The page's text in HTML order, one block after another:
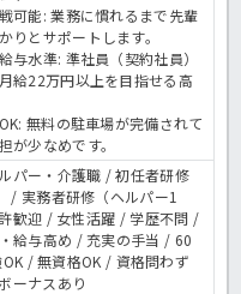
可能: 業務に慣れるまで先輩
りとサポートします。
水準: 準社員（契約社員）
給22万円以上を目指せる高
無料の駐車場が完備されて
が少なめです。
パー・介護職 / 初任者研修
/ 実務者研修（ヘルパー1
歓迎 / 女性活躍 / 学歴不問 /
給与高め / 充実の手当 / 60
/ 無資格OK / 資格問わず
ーナスあり